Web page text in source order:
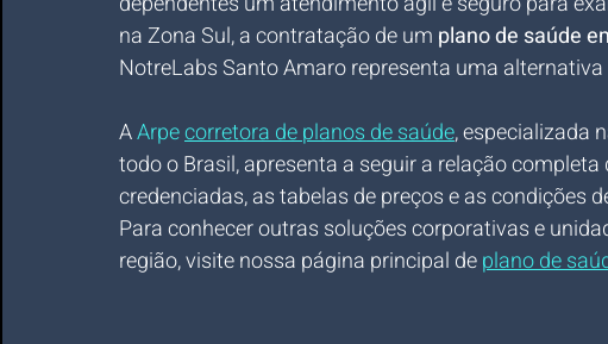
na Zona Sul, a contratação de um plano de saúde
NotreLabs Santo Amaro representa uma
A Arpe corretora de planos de saúde, especializada
todo o Brasil, apresenta a seguir a relação
credenciadas, as tabelas de preços e as condições
Para conhecer outras soluções corporativas e
região, visite nossa página principal de plano de